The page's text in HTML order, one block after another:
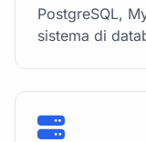
PostgreSQL,
sistema di